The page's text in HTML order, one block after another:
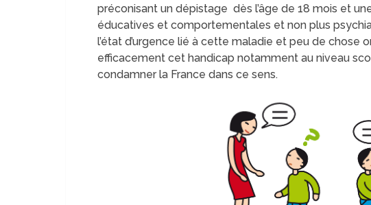
préconisant un dépistage dès l’âge de 18 mois et
éducatives et comportementales et non plus
l’état d’urgence lié à cette maladie et peu de chose
efficacement cet handicap notamment au niveau
condamner la France dans ce sens.